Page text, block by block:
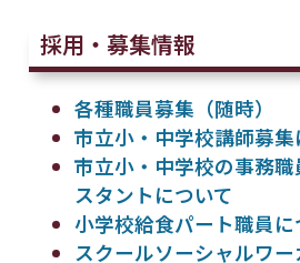
採用・募集情報
各種職員募集（随時）
市立小・中学校講師募集
市立小・中学校の事務
スタントについて
小学校給食パート職員に
スクールソーシャルワ